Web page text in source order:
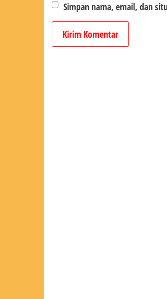
Simpan nama, email, dan